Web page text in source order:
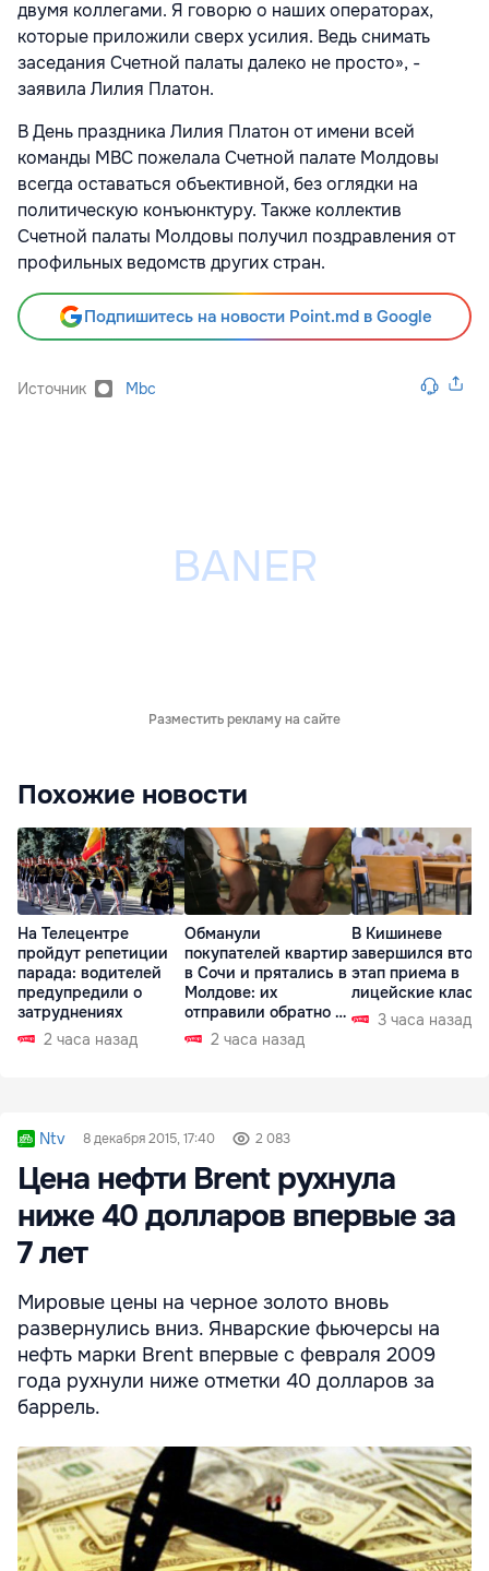
двумя коллегами. Я говорю о наших операторах,
которые приложили сверх усилия. Ведь снимать
заседания Счетной палаты далеко не просто», -
заявила Лилия Платон.
В День праздника Лилия Платон от имени всей
команды МВС пожелала Счетной палате Молдовы
всегда оставаться объективной, без оглядки на
политическую конъюнктуру. Также коллектив
Счетной палаты Молдовы получил поздравления от
профильных ведомств других стран.
Подпишитесь на новости Point.md в Google
Источник Mbc
Разместить рекламу на сайте
Похожие новости
На Телецентре
пройдут репетиции
парада: водителей
предупредили о
затруднениях
2 часа назад
Обманули
покупателей квартир
в Сочи и прятались в
Молдове: их
отправили обратно в
РФ 2 часа назад
В Кишиневе
завершился
этап приема в
лицейские
3 часа назад
Ntv 8 декабря 2015, 17:40 2 083
Цена нефти Brent рухнула
ниже 40 долларов впервые за
7 лет
Мировые цены на черное золото вновь
развернулись вниз. Январские фьючерсы на
нефть марки Brent впервые с февраля 2009
года рухнули ниже отметки 40 долларов за
баррель.